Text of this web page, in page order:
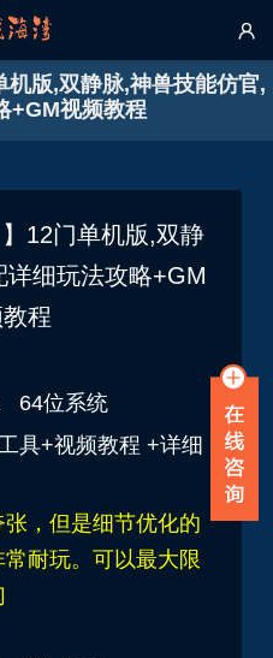

版,双静脉,神兽技能仿官,
+GM视频教程
12门单机版,双静
细玩法攻略+GM
程
64位系统
具+视频教程 +详细
，但是细节优化的
耐玩。可以最大限